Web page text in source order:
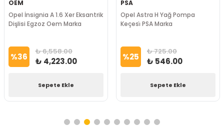
OEM
Opel Astra H 1.6 Xer Eksantrik
Dişlisi Egzoz Oem Marka
%36 ₺ 6,550.00
₺ 4,220.00
Sepete Ekle
PSA
Opel Astra H Si̇li̇ndi̇r Bloğu Yağ
Tapası PSA Marka
%18 ₺ 210.00
₺ 171.60
Sepete Ekle